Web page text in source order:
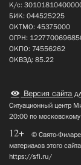
К/с:
БИК: 044525225
ОКТМО: 45375000
ОГРН:
ОКПО: 74556262
ОКВЭД: 85.22
Версия сайта
Ситуационный центр
20:00 по
12+
© Свято-
материалов этого
https://sfi.ru/